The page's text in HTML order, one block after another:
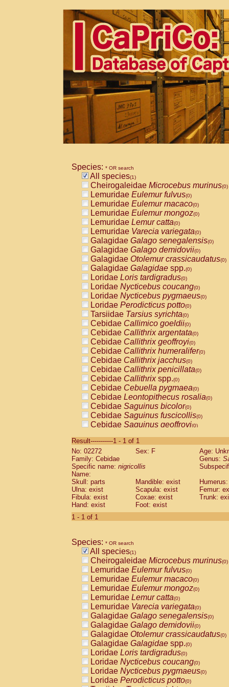
Species: * OR search
All species(1)
Cheirogaleidae Microcebus murinus(0)
Lemuridae Eulemur fulvus(0)
Lemuridae Eulemur macaco(0)
Lemuridae Eulemur mongoz(0)
Lemuridae Lemur catta(0)
Lemuridae Varecia variegata(0)
Galagidae Galago senegalensis(0)
Galagidae Galago demidovii(0)
Galagidae Otolemur crassicaudatus(0)
Galagidae Galagidae spp.(0)
Loridae Loris tardigradus(0)
Loridae Nycticebus coucang(0)
Loridae Nycticebus pygmaeus(0)
Loridae Perodicticus potto(0)
Tarsiidae Tarsius syrichta(0)
Cebidae Callimico goeldii(0)
Cebidae Callithrix argentata(0)
Cebidae Callithrix geoffroyi(0)
Cebidae Callithrix humeralifer(0)
Cebidae Callithrix jacchus(0)
Cebidae Callithrix penicillata(0)
Cebidae Callithrixspp.(0)
Cebidae Cebuella pygmaea(0)
Cebidae Leontopithecus rosalia(0)
Cebidae Saguinus bicolor(0)
Cebidae Saguinus fuscicollis(0)
Cebidae Saguinus geoffroyi(0)
CebidaeSaguinus labiatus(0)
Cebidae Saguinus leucopus (0)
Cebidae
CebidaeSaguinus mystax
Cebidae Saguinus nigricollis (1)
Cebidae Saguinus oedipus
Cebidae Saguinus weddelli
Cebidae Saguinusspp.
Cebidae
CebidaeCebus capucinus
CebidaeCebus nigrivittatus
CebidaeCebus spp.(0)
CebidaeSaimiri boliviensis(0)
CebidaeSaimiri sciureus(0)
AtelidaeAlouatta caraya(0)
AtelidaeAlouatta fusca(0)
AtelidaeAlouatta seniculus(0)
AtelidaeAlouattaspp.(0)
AtelidaeAteles belzebuth(0)
AtelidaeAteles geoffroyi(0)
AtelidaeAteles paniscus(0)
AtelidaeAtelesspp.(0)
AtelidaeLagothrix lagothricha(0)
AtelidaeLagothrix lagothricha cana
PitheciidaeCacajao calvus
Result-----------1 - 1 of 1
No: 02272
Sex: F
Age:
Family: Cebidae
Genus:
Specific name: nigricollis
Name:
Skull: parts
Mandible: exist
Ulna: exist
Scapula: exist
Femur:
Fibula: exist
Coxae: exist
Trunk:
Hand: exist
Foot: exist
1 - 1 of 1
Species: * OR search
All species(1)
Cheirogaleidae Microcebus murinus(0)
Lemuridae Eulemur fulvus(0)
Lemuridae Eulemur macaco(0)
Lemuridae Eulemur mongoz(0)
Lemuridae Lemur catta(0)
Lemuridae Varecia variegata(0)
Galagidae Galago senegalensis(0)
Galagidae Galago demidovii(0)
Galagidae Otolemur crassicaudatus(0)
Galagidae Galagidae spp.(0)
Loridae Loris tardigradus(0)
Loridae Nycticebus coucang(0)
Loridae Nycticebus pygmaeus(0)
Loridae Perodicticus potto(0)